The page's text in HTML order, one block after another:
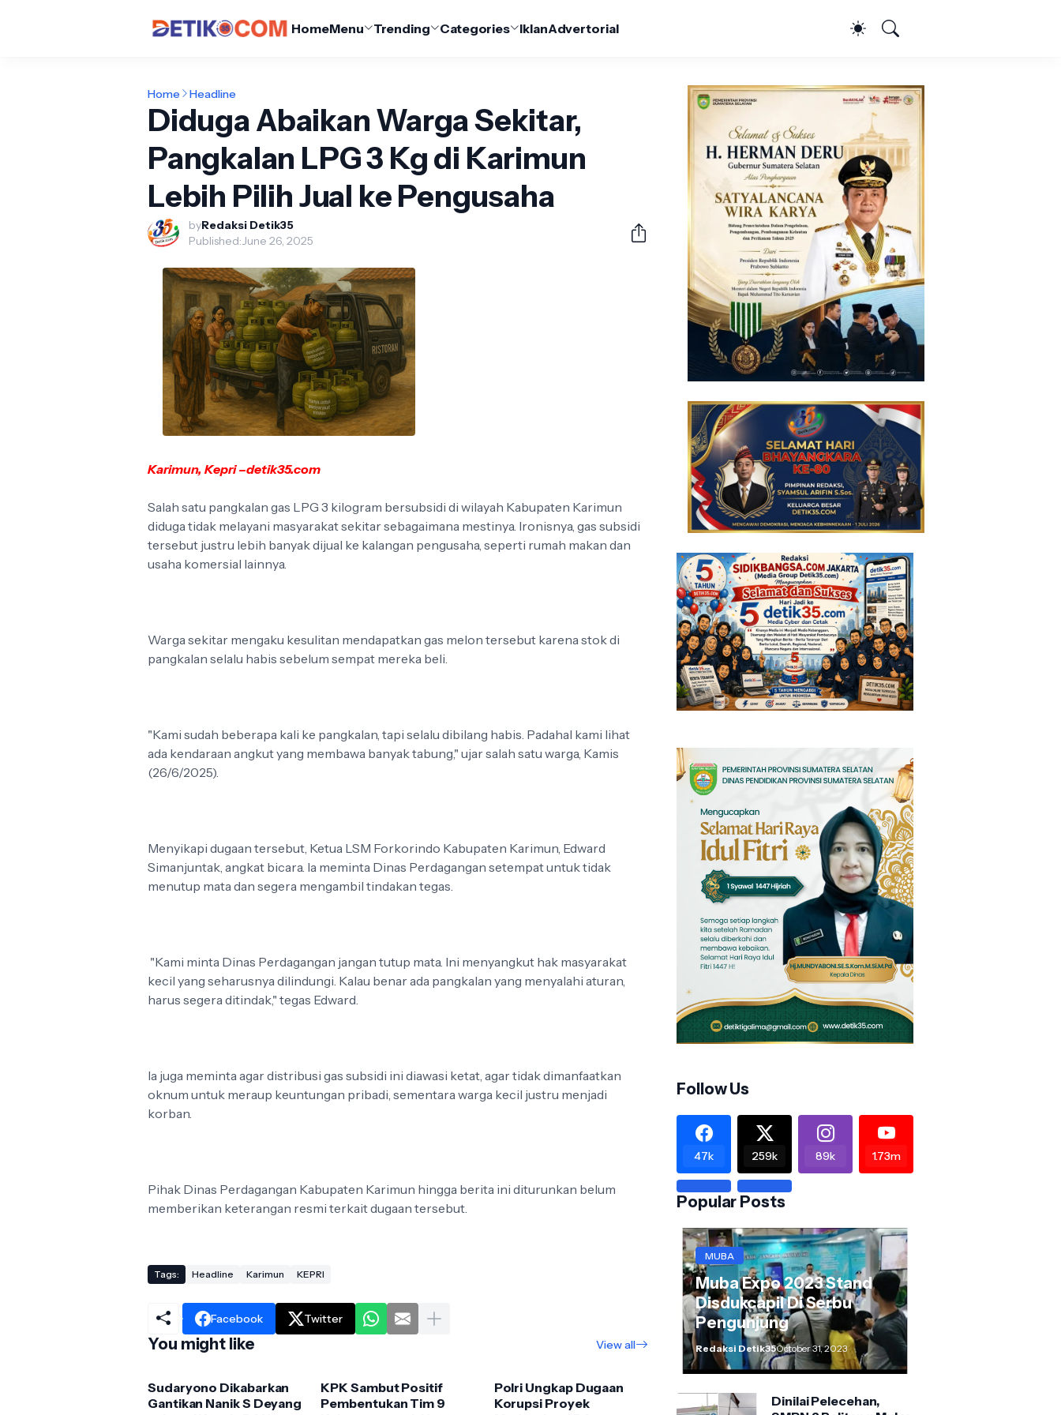
HomeMenu Trending Categories IklanAdvertorial
Home Headline
Diduga Abaikan Warga Sekitar,
Pangkalan LPG 3 Kg di Karimun
Lebih Pilih Jual ke Pengusaha
byRedaksi Detik35
Published:June 26, 2025
Karimun, Kepri –detik35.com
Salah satu pangkalan gas LPG 3 kilogram bersubsidi di wilayah Kabupaten Karimun
diduga tidak melayani masyarakat sekitar sebagaimana mestinya. Ironisnya, gas subsidi
tersebut justru lebih banyak dijual ke kalangan pengusaha, seperti rumah makan dan
usaha komersial lainnya.
Warga sekitar mengaku kesulitan mendapatkan gas melon tersebut karena stok di
pangkalan selalu habis sebelum sempat mereka beli.
"Kami sudah beberapa kali ke pangkalan, tapi selalu dibilang habis. Padahal kami lihat
ada kendaraan angkut yang membawa banyak tabung," ujar salah satu warga, Kamis
(26/6/2025).
Menyikapi dugaan tersebut, Ketua LSM Forkorindo Kabupaten Karimun, Edward
Simanjuntak, angkat bicara. Ia meminta Dinas Perdagangan setempat untuk tidak
menutup mata dan segera mengambil tindakan tegas.
"Kami minta Dinas Perdagangan jangan tutup mata. Ini menyangkut hak masyarakat
kecil yang seharusnya dilindungi. Kalau benar ada pangkalan yang menyalahi aturan,
harus segera ditindak," tegas Edward.
Ia juga meminta agar distribusi gas subsidi ini diawasi ketat, agar tidak dimanfaatkan
oknum untuk meraup keuntungan pribadi, sementara warga kecil justru menjadi
korban.
Pihak Dinas Perdagangan Kabupaten Karimun hingga berita ini diturunkan belum
memberikan keterangan resmi terkait dugaan tersebut.
Tags: Headline Karimun KEPRI
Facebook Twitter
You might like View all
Sudaryono Dikabarkan
Gantikan Nanik S Deyang
KPK Sambut Positif
Pembentukan Tim 9
Polri Ungkap Dugaan
Korupsi Proyek
Follow Us
47k 259k 89k 1.73m
Popular Posts
MUBA
Muba Expo 2023 Stand
Disdukcapil Di Serbu
Pengunjung
Redaksi Detik35October 31, 2023
Dinilai Pelecehan,